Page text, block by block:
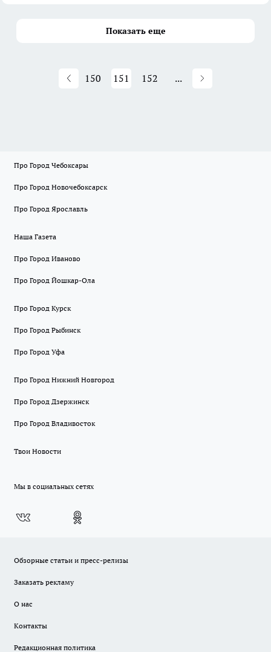
Показать еще
150 151 152 ...
Про Город Чебоксары
Про Город Новочебоксарск
Про Город Ярославль
Наша Газета
Про Город Иваново
Про Город Йошкар-Ола
Про Город Курск
Про Город Рыбинск
Про Город Уфа
Про Город Нижний Новгород
Про Город Дзержинск
Про Город Владивосток
Твои Новости
Мы в социальных сетях
Обзорные статьи и пресс-релизы
Заказать рекламу
О нас
Контакты
Редакционная политика